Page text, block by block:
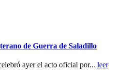
de Guerra de Saladillo
ayer el acto oficial por... leer